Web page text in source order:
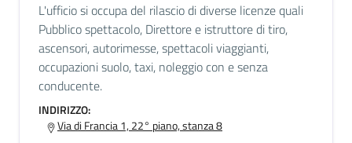
L'ufficio si occupa del rilascio di diverse licenze quali
Pubblico spettacolo, Direttore e istruttore di tiro,
ascensori, autorimesse, spettacoli viaggianti,
occupazioni suolo, taxi, noleggio con e senza
conducente.
INDIRIZZO:
Via di Francia 1, 22° piano, stanza 8